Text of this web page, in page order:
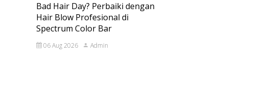
Bad Hair Day? Perbaiki dengan
Hair Blow Profesional di
Spectrum Color Bar
06 Aug 2026 Admin